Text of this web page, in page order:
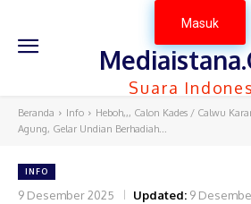
Masuk
Suara
Beranda Info
Heboh,,, Calon Kades / Calwu
Agung, Gelar Undian Berhadiah...
INFO
9 Desember 2025 Updated: 9